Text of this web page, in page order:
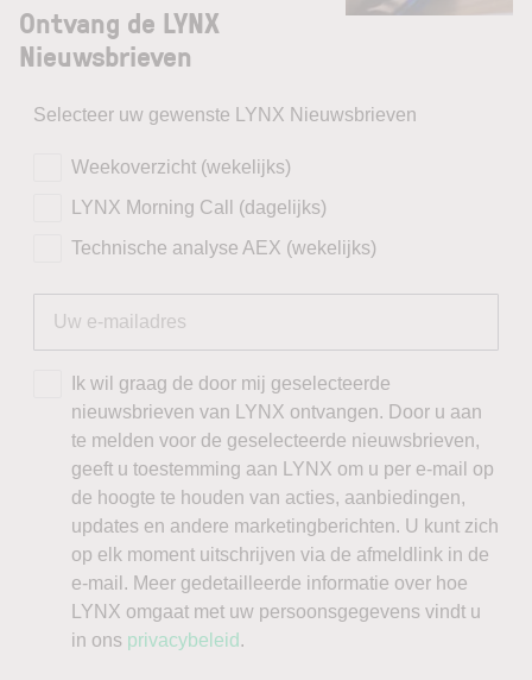
Ontvang de LYNX
Nieuwsbrieven
Selecteer uw gewenste LYNX Nieuwsbrieven
Weekoverzicht (wekelijks)
LYNX Morning Call (dagelijks)
Technische analyse AEX (wekelijks)
Ik wil graag de door mij geselecteerde
nieuwsbrieven van LYNX ontvangen. Door u aan
te melden voor de geselecteerde nieuwsbrieven,
geeft u toestemming aan LYNX om u per e-mail op
de hoogte te houden van acties, aanbiedingen,
updates en andere marketingberichten. U kunt zich
op elk moment uitschrijven via de afmeldlink in de
e-mail. Meer gedetailleerde informatie over hoe
LYNX omgaat met uw persoonsgegevens vindt u
in ons privacybeleid .